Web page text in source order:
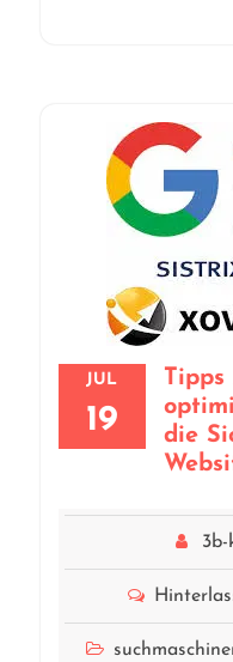
JUL
19
Tipps
die